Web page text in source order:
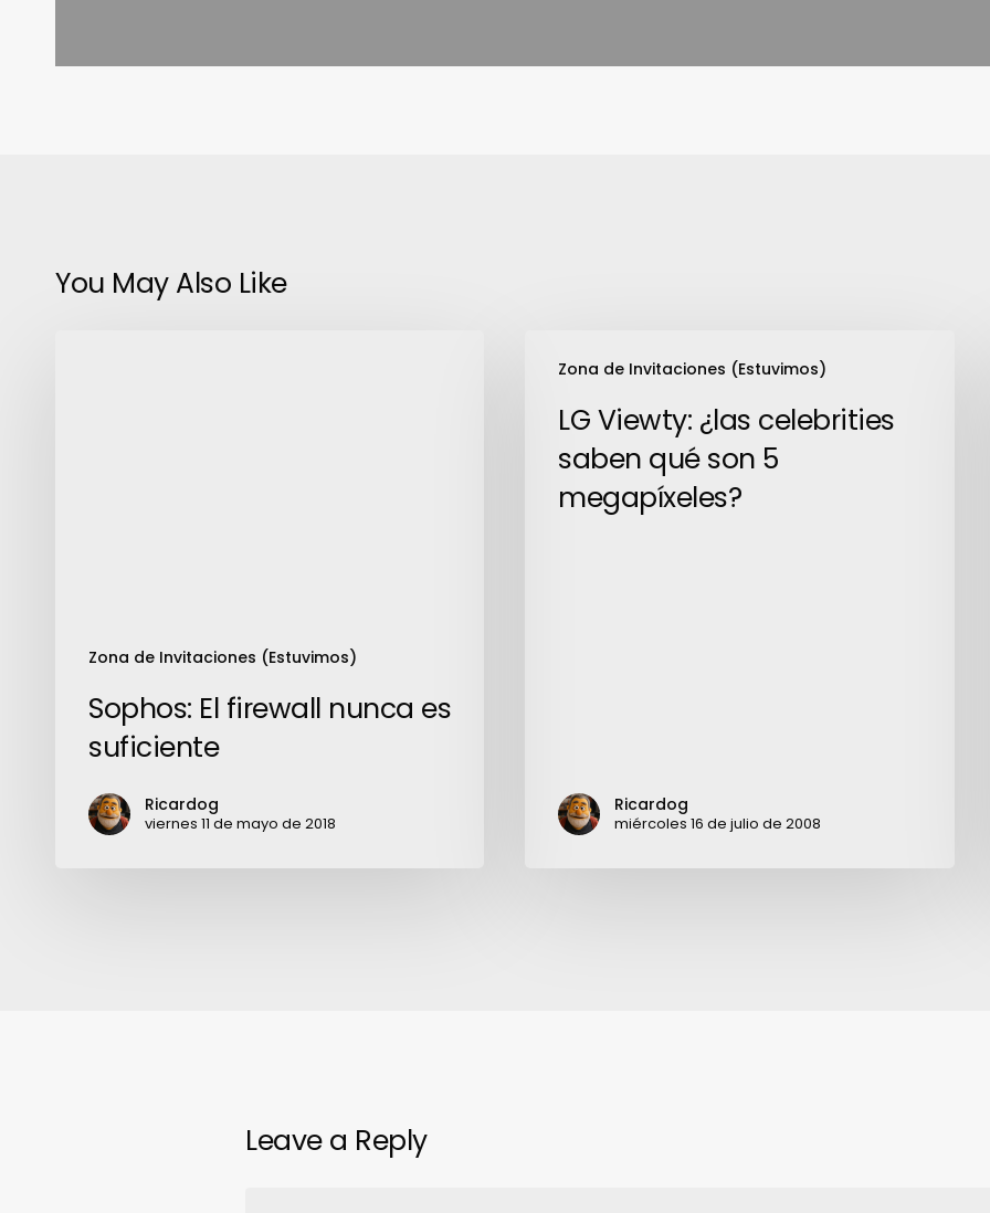
You May Also Like
Zona de Invitaciones (Estuvimos)
Sophos: El firewall nunca es
suficiente
Ricardog
viernes 11 de mayo de 2018
Zona de Invitaciones (Estuvimos)
Viewty:
celebrities
saben
LG Viewty: ¿las celebrities
saben qué son 5
megapíxeles?
Ricardog
miércoles 16 de julio de 2008
Leave a Reply